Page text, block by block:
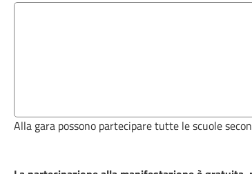
Alla gara possono partecipare tutte le scuole